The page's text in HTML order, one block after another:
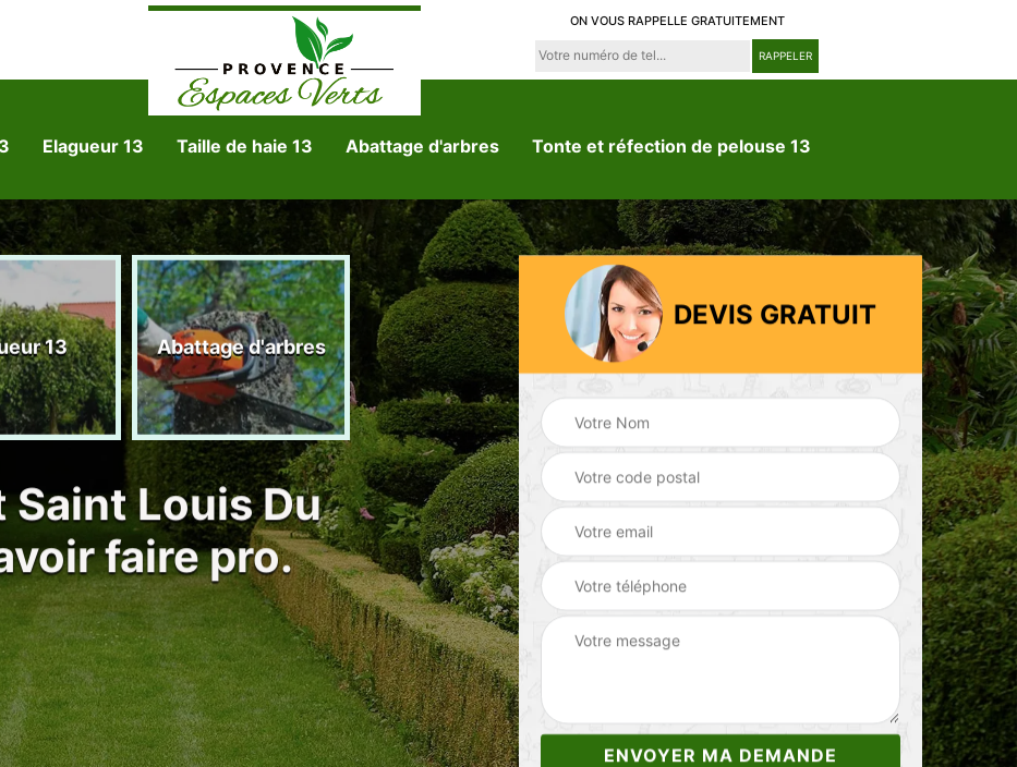
ON VOUS RAPPELLE GRATUITEMENT
Elagueur 13 Taille de haie 13 Abattage d'arbres Tonte et réfection de pelouse 13
13 Abattage d'arbres
Tonte et réfection
de pelouse 13
Jardinier 13 Paysagiste 13
Louis Du
faire pro.
DEVIS GRATUIT